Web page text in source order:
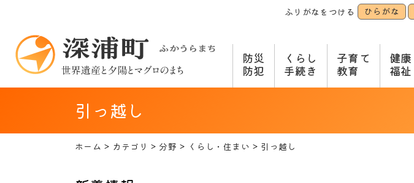
ふりがなをつける ひらがな
防災
防犯
くらし
手続き
子育て
教育
健康
福祉
引っ越し
ホーム カテゴリ 分野 くらし・住まい 引っ越し